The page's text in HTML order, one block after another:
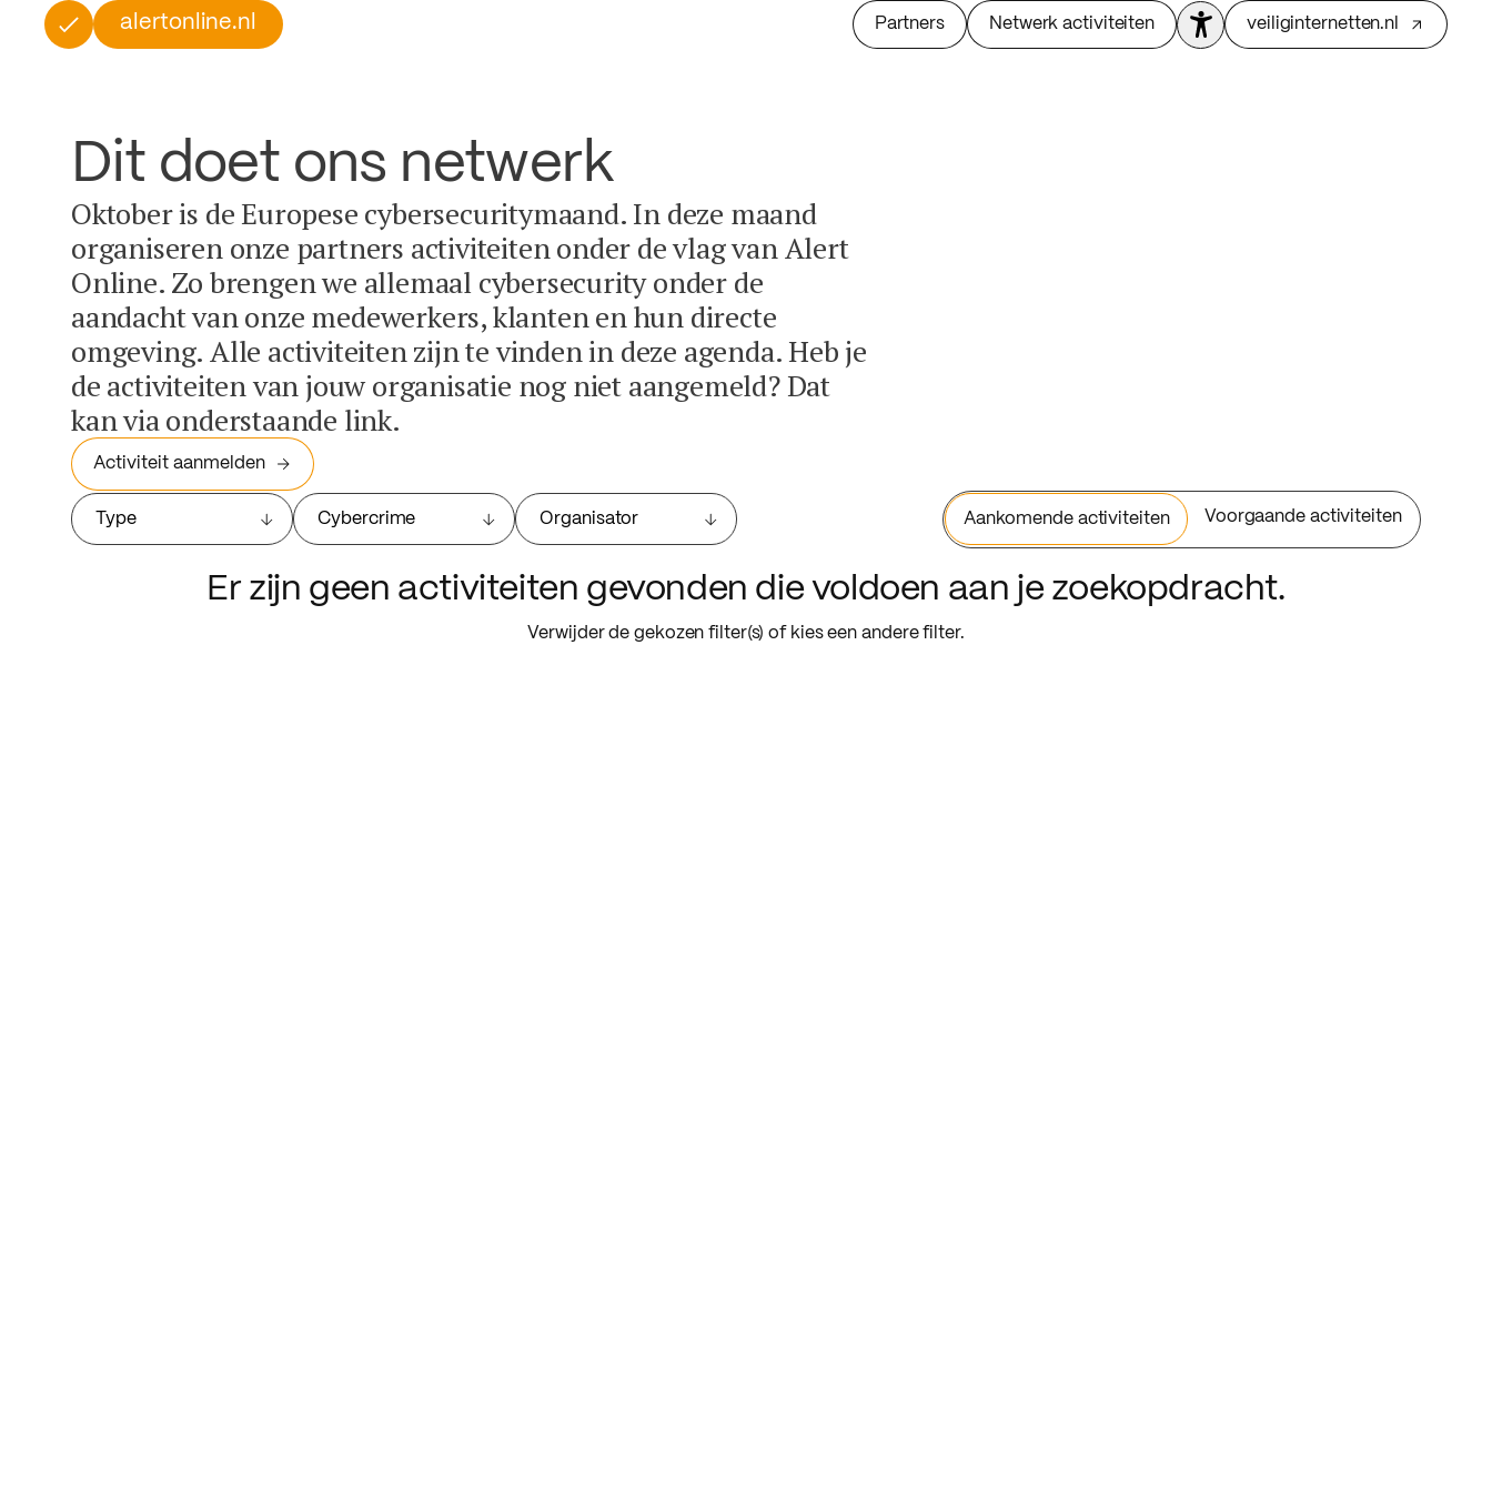
alertonline.nl Partners Netwerk activiteiten veiliginternetten.nl
Dit doet ons netwerk
Oktober is de Europese cybersecuritymaand. In deze maand
organiseren onze partners activiteiten onder de vlag van Alert
Online. Zo brengen we allemaal cybersecurity onder de
aandacht van onze medewerkers, klanten en hun directe
omgeving. Alle activiteiten zijn te vinden in deze agenda. Heb je
de activiteiten van jouw organisatie nog niet aangemeld? Dat
kan via onderstaande link.
Activiteit aanmelden
Type Cybercrime Organisator Aankomende activiteiten Voorgaande activiteiten
Er zijn geen activiteiten gevonden die voldoen aan je zoekopdracht.
Verwijder de gekozen filter(s) of kies een andere filter.